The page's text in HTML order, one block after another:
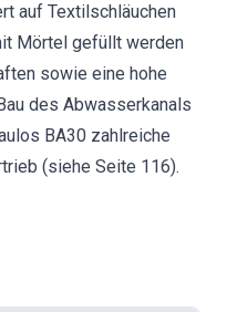
auf Textilschläuchen
Mörtel gefüllt werden
sowie eine hohe
des Abwasserkanals
BA30 zahlreiche
(siehe Seite 116).